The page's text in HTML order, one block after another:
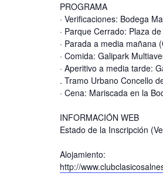
PROGRAMA
· Verificaciones: Bodega
· Parque Cerrado: Plaza
· Parada a media mañana
· Comida: Galipark
· Aperitivo a media tarde:
. Tramo Urbano Concello
· Cena: Mariscada en la
INFORMACIÓN WEB
Estado de la Inscripción
Alojamiento:
http://